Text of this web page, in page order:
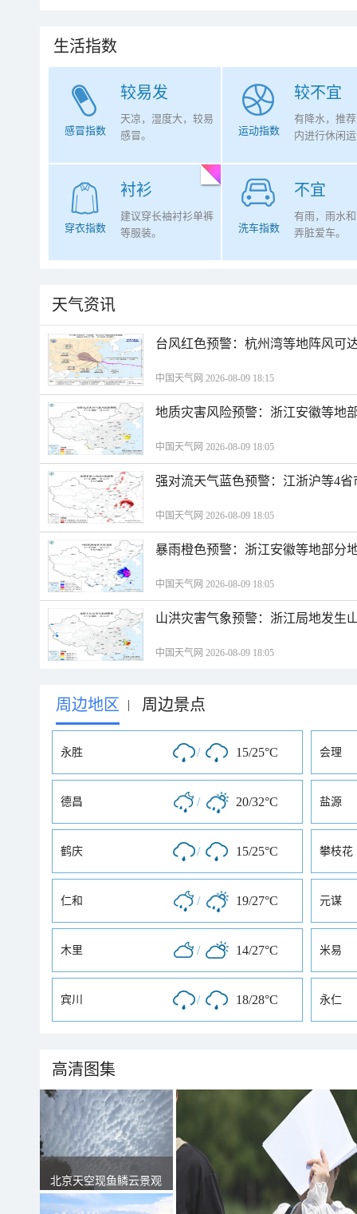
生活指数
较易发
感冒指数
天凉，湿度大，较易
感冒。
较不宜
运动指数
有降水，推
内进行休闲
衬衫
穿衣指数
建议穿长袖衬衫单裤
等服装。
不宜
洗车指数
有雨，雨水
弄脏爱车。
天气资讯
台风红色预警：杭州湾等地阵风可
中国天气网 2026-08-09 18:15
地质灾害风险预警：浙江安徽等地
中国天气网 2026-08-09 18:05
强对流天气蓝色预警：江浙沪等4
中国天气网 2026-08-09 18:05
暴雨橙色预警：浙江安徽等地部分
中国天气网 2026-08-09 18:05
山洪灾害气象预警：浙江局地发生
中国天气网 2026-08-09 18:05
周边地区 | 周边景点
永胜 / 15/25°C 会理
德昌 / 20/32°C 盐源
鹤庆 / 15/25°C 攀枝花
仁和 / 19/27°C 元谋
木里 / 14/27°C 米易
宾川 / 18/28°C 永仁
高清图集
北京天空现鱼鳞云景观